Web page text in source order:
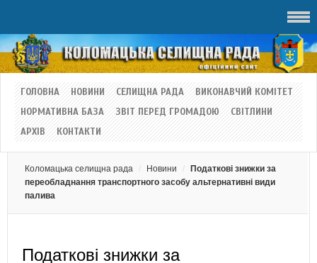
ГОЛОВНА НОВИНИ СЕЛИЩНА РАДА
ВИКОНАВЧИЙ КОМІТЕТ
НОРМАТИВНА БАЗА
ЗВІТ ПЕРЕД ГРОМАДОЮ
СВІТЛИНИ
АРХІВ
КОНТАКТИ
Коломацька селищна рада Новини
Податкові знижки за
переобладнання транспортного засобу альтернативні види
палива
Податкові знижки за